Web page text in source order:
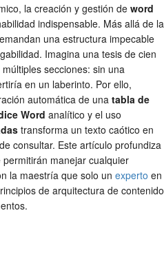
la creación y gestión de word
indispensable. Más allá de la
una estructura impecable
Imagina una tesis de cien
secciones: sin una
en un laberinto. Por ello,
automática de una tabla de
Word analítico y el uso
transforma un texto caótico en
consultar. Este artículo profundiza
manejar cualquier
la maestría que solo un experto en
de arquitectura de contenido